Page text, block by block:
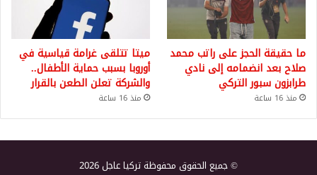
ما حقيقة الحجز على راتب محمد
صلاح بعد انضمامه إلى نادي
طرابزون سبور التركي
منذ 16 ساعة
ميتا تتلقى غرامة قياسية في
أوروبا بسبب حماية الأطفال..
والشركة تعلن الطعن بالقرار
منذ 16 ساعة
© جميع الحقوق محفوظة تركيا عاجل 2026